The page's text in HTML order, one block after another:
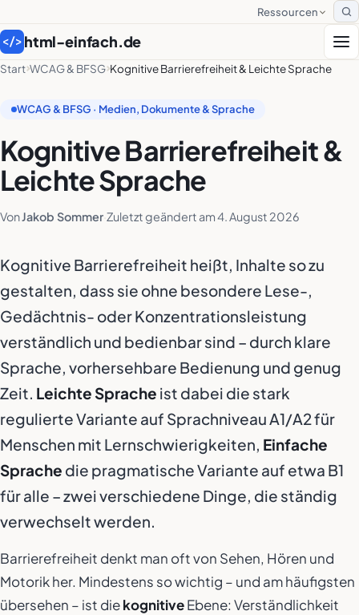
Ressourcen
</> html-einfach.de
Start WCAG & BFSG Kognitive Barrierefreiheit & Leichte Sprache
WCAG & BFSG · Medien, Dokumente & Sprache
Kognitive Barrierefreiheit &
Leichte Sprache
VonJakob Sommer Zuletzt geändert am4. August 2026
Kognitive Barrierefreiheit heißt, Inhalte so zu
gestalten, dass sie ohne besondere Lese-,
Gedächtnis- oder Konzentrationsleistung
verständlich und bedienbar sind – durch klare
Sprache, vorhersehbare Bedienung und genug
Zeit. Leichte Sprache ist dabei die stark
regulierte Variante auf Sprachniveau A1/A2 für
Menschen mit Lernschwierigkeiten, Einfache
Sprache die pragmatische Variante auf etwa B1
für alle – zwei verschiedene Dinge, die ständig
verwechselt werden.
Barrierefreiheit denkt man oft von Sehen, Hören und
Motorik her. Mindestens so wichtig – und am häufigsten
übersehen – ist diekognitiveEbene: Verständlichkeit